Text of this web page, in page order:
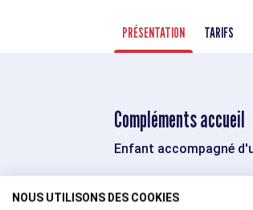
PRÉSENTATION TARIFS
Compléments accueil
Enfant accompagné
Autrefois, la vache
NOUS UTILISONS DES COOKIES